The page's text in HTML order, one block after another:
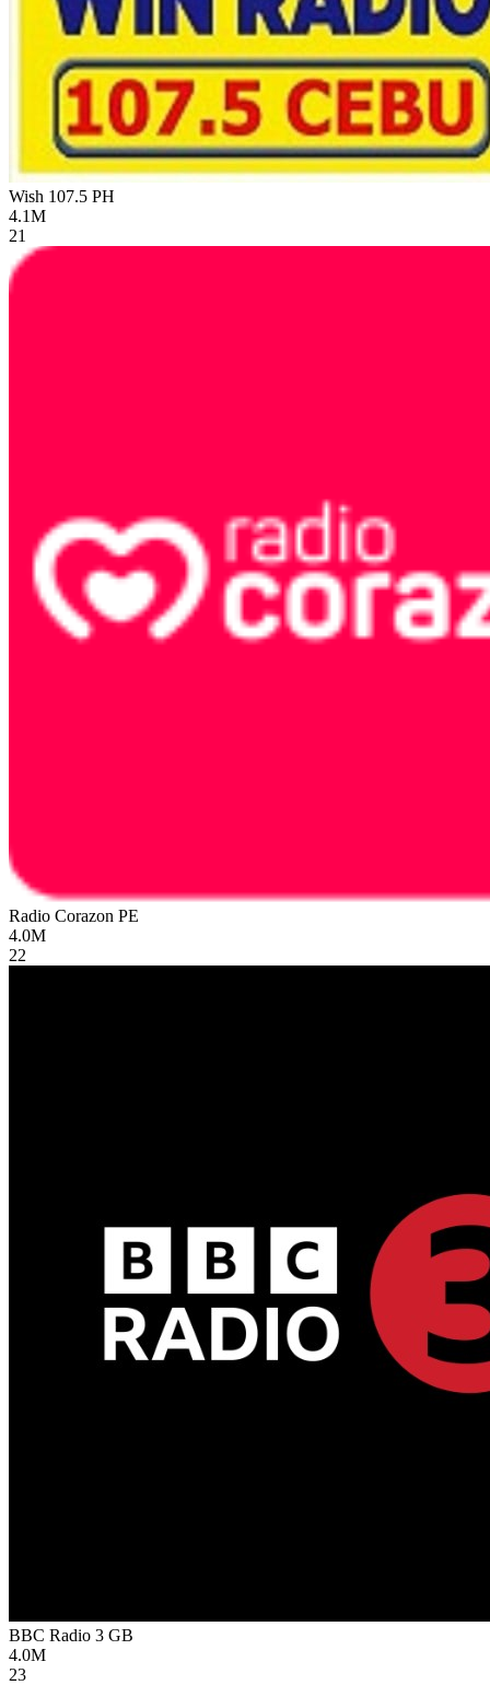
Wish 107.5 PH
4.1M
21
Radio Corazon PE
4.0M
22
BBC Radio 3 GB
4.0M
23